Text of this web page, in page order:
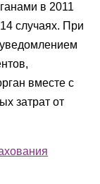
в 2011
случаях. При
вместе с
затрат от